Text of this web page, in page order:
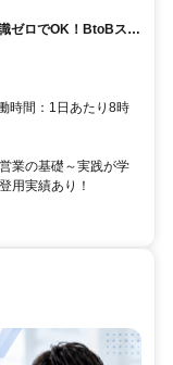
ゼロでOK！BtoBスキ
時間：1日あたり8時
の基礎～実践が学
用実績あり！